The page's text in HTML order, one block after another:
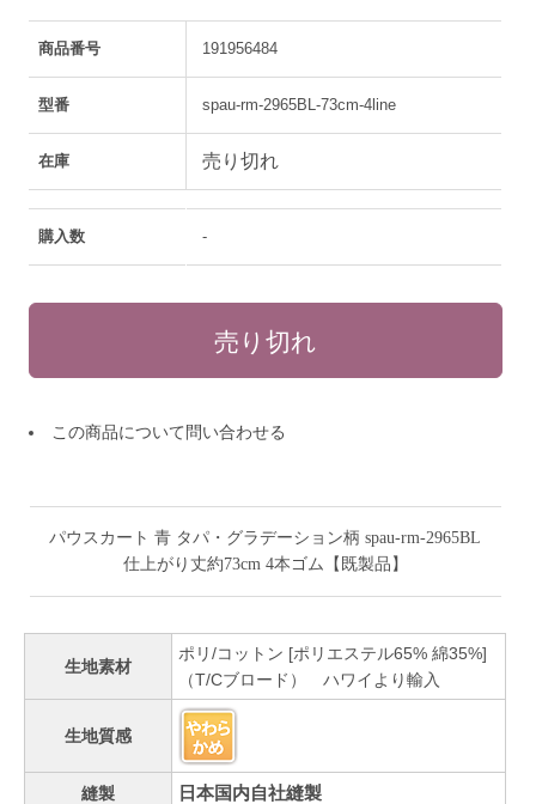
商品番号 191956484
型番 spau-rm-2965BL-73cm-4line
在庫 売り切れ
購入数 -
この商品について問い合わせる
パウスカート 青 タパ・グラデーション柄 spau-rm-2965BL
仕上がり丈約73cm 4本ゴム【既製品】
生地素材
ポリ/コットン [ポリエステル65% 綿35%]
（T/Cブロード） ハワイより輸入
生地質感
縫製 日本国内自社縫製